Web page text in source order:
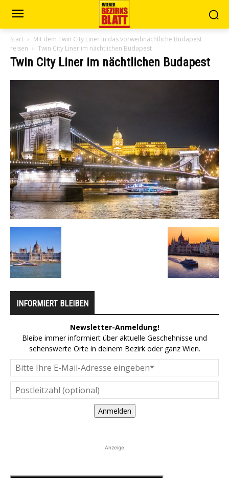
Start
Mit dem Twin City Liner in das vorweihnachtliche Budapest
reisen
Twin City Liner im nächtlichen Budapest
Twin City Liner im nächtlichen Budapest
INFORMIERT BLEIBEN
Newsletter-Anmeldung!
Bleibe immer informiert über aktuelle Geschehnisse und
sehenswerte Orte in deinem Bezirk oder ganz Wien.
Anmelden
Anzeige